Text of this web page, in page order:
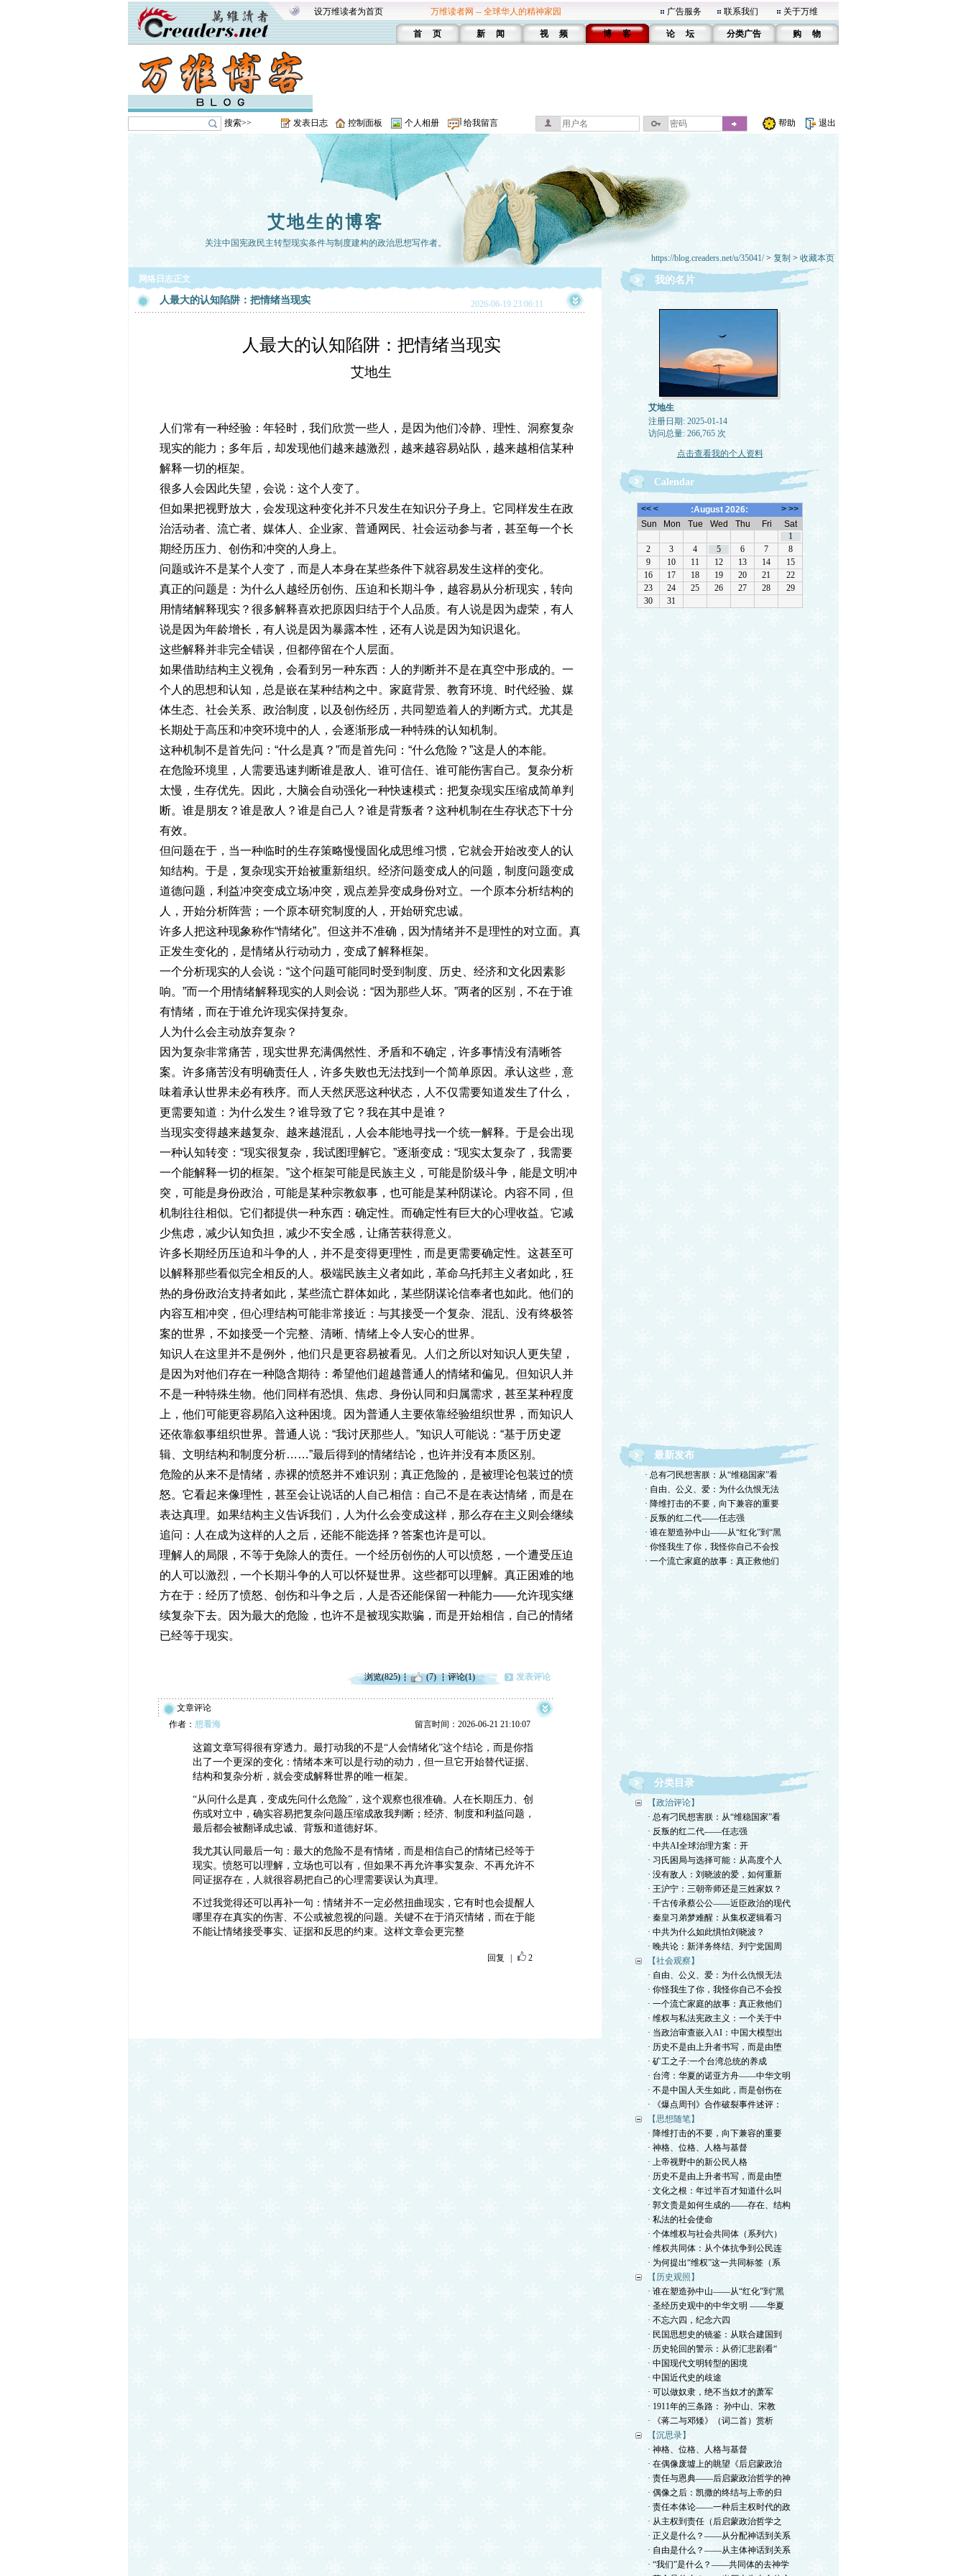
设万维读者为首页 万维读者网 -- 全球华人的精神家园 广告服务 联系我们 关于万维
首 页 新 闻 视 频 博 客 论 坛 分类广告 购 物
搜索>> 发表日志 控制面板 个人相册 给我留言 帮助 退出
艾地生的博客
关注中国宪政民主转型现实条件与制度建构的政治思想写作者。
https://blog.creaders.net/u/35041/> 复制 > 收藏本页
网络日志正文
人最大的认知陷阱：把情绪当现实 2026-06-19 23:06:11
人最大的认知陷阱：把情绪当现实
艾地生
人们常有一种经验：年轻时，我们欣赏一些人，是因为他们冷静、理性、洞察复杂
现实的能力；多年后，却发现他们越来越激烈，越来越容易站队，越来越相信某种
解释一切的框架。
很多人会因此失望，会说：这个人变了。
但如果把视野放大，会发现这种变化并不只发生在知识分子身上。它同样发生在政
治活动者、流亡者、媒体人、企业家、普通网民、社会运动参与者，甚至每一个长
期经历压力、创伤和冲突的人身上。
问题或许不是某个人变了，而是人本身在某些条件下就容易发生这样的变化。
真正的问题是：为什么人越经历创伤、压迫和长期斗争，越容易从分析现实，转向
用情绪解释现实？很多解释喜欢把原因归结于个人品质。有人说是因为虚荣，有人
说是因为年龄增长，有人说是因为暴露本性，还有人说是因为知识退化。
这些解释并非完全错误，但都停留在个人层面。
如果借助结构主义视角，会看到另一种东西：人的判断并不是在真空中形成的。一
个人的思想和认知，总是嵌在某种结构之中。家庭背景、教育环境、时代经验、媒
体生态、社会关系、政治制度，以及创伤经历，共同塑造着人的判断方式。尤其是
长期处于高压和冲突环境中的人，会逐渐形成一种特殊的认知机制。
这种机制不是首先问：“什么是真？”而是首先问：“什么危险？”这是人的本能。
在危险环境里，人需要迅速判断谁是敌人、谁可信任、谁可能伤害自己。复杂分析
太慢，生存优先。因此，大脑会自动强化一种快速模式：把复杂现实压缩成简单判
断。谁是朋友？谁是敌人？谁是自己人？谁是背叛者？这种机制在生存状态下十分
有效。
但问题在于，当一种临时的生存策略慢慢固化成思维习惯，它就会开始改变人的认
知结构。于是，复杂现实开始被重新组织。经济问题变成人的问题，制度问题变成
道德问题，利益冲突变成立场冲突，观点差异变成身份对立。一个原本分析结构的
人，开始分析阵营；一个原本研究制度的人，开始研究忠诚。
许多人把这种现象称作“情绪化”。但这并不准确，因为情绪并不是理性的对立面。真
正发生变化的，是情绪从行动动力，变成了解释框架。
一个分析现实的人会说：“这个问题可能同时受到制度、历史、经济和文化因素影
响。”而一个用情绪解释现实的人则会说：“因为那些人坏。”两者的区别，不在于谁
有情绪，而在于谁允许现实保持复杂。
人为什么会主动放弃复杂？
因为复杂非常痛苦，现实世界充满偶然性、矛盾和不确定，许多事情没有清晰答
案。许多痛苦没有明确责任人，许多失败也无法找到一个简单原因。承认这些，意
味着承认世界未必有秩序。而人天然厌恶这种状态，人不仅需要知道发生了什么，
更需要知道：为什么发生？谁导致了它？我在其中是谁？
当现实变得越来越复杂、越来越混乱，人会本能地寻找一个统一解释。于是会出现
一种认知转变：“现实很复杂，我试图理解它。”逐渐变成：“现实太复杂了，我需要
一个能解释一切的框架。”这个框架可能是民族主义，可能是阶级斗争，能是文明冲
突，可能是身份政治，可能是某种宗教叙事，也可能是某种阴谋论。内容不同，但
机制往往相似。它们都提供一种东西：确定性。而确定性有巨大的心理收益。它减
少焦虑，减少认知负担，减少不安全感，让痛苦获得意义。
许多长期经历压迫和斗争的人，并不是变得更理性，而是更需要确定性。这甚至可
以解释那些看似完全相反的人。极端民族主义者如此，革命乌托邦主义者如此，狂
热的身份政治支持者如此，某些流亡群体如此，某些阴谋论信奉者也如此。他们的
内容互相冲突，但心理结构可能非常接近：与其接受一个复杂、混乱、没有终极答
案的世界，不如接受一个完整、清晰、情绪上令人安心的世界。
知识人在这里并不是例外，他们只是更容易被看见。人们之所以对知识人更失望，
是因为对他们存在一种隐含期待：希望他们超越普通人的情绪和偏见。但知识人并
不是一种特殊生物。他们同样有恐惧、焦虑、身份认同和归属需求，甚至某种程度
上，他们可能更容易陷入这种困境。因为普通人主要依靠经验组织世界，而知识人
还依靠叙事组织世界。普通人说：“我讨厌那些人。”知识人可能说：“基于历史逻
辑、文明结构和制度分析……”最后得到的情绪结论，也许并没有本质区别。
危险的从来不是情绪，赤裸的愤怒并不难识别；真正危险的，是被理论包装过的愤
怒。它看起来像理性，甚至会让说话的人自己相信：自己不是在表达情绪，而是在
表达真理。如果结构主义告诉我们，人为什么会变成这样，那么存在主义则会继续
追问：人在成为这样的人之后，还能不能选择？答案也许是可以。
理解人的局限，不等于免除人的责任。一个经历创伤的人可以愤怒，一个遭受压迫
的人可以激烈，一个长期斗争的人可以怀疑世界。这些都可以理解。真正困难的地
方在于：经历了愤怒、创伤和斗争之后，人是否还能保留一种能力——允许现实继
续复杂下去。因为最大的危险，也许不是被现实欺骗，而是开始相信，自己的情绪
已经等于现实。
浏览(825) (7) 评论(1) 发表评论
文章评论
作者： 想看海 留言时间：2026-06-21 21:10:07
这篇文章写得很有穿透力。最打动我的不是“人会情绪化”这个结论，而是你指
出了一个更深的变化：情绪本来可以是行动的动力，但一旦它开始替代证据、
结构和复杂分析，就会变成解释世界的唯一框架。
“从问什么是真，变成先问什么危险”，这个观察也很准确。人在长期压力、创
伤或对立中，确实容易把复杂问题压缩成敌我判断；经济、制度和利益问题，
最后都会被翻译成忠诚、背叛和道德好坏。
我尤其认同最后一句：最大的危险不是有情绪，而是相信自己的情绪已经等于
现实。愤怒可以理解，立场也可以有，但如果不再允许事实复杂、不再允许不
同证据存在，人就很容易把自己的心理需要误认为真理。
不过我觉得还可以再补一句：情绪并不一定必然扭曲现实，它有时也会提醒人
哪里存在真实的伤害、不公或被忽视的问题。关键不在于消灭情绪，而在于能
不能让情绪接受事实、证据和反思的约束。这样文章会更完整
回复 2
我的名片
艾地生
注册日期: 2025-01-14
访问总量: 266,765 次
点击查看我的个人资料
Calendar
最新发布
· 总有刁民想害朕：从“维稳国家”看
· 自由、公义、爱：为什么仇恨无法
· 降维打击的不要，向下兼容的重要
· 反叛的红二代——任志强
· 谁在塑造孙中山——从“红化”到“黑
· 你怪我生了你，我怪你自己不会投
· 一个流亡家庭的故事：真正救他们
分类目录
【政治评论】
· 总有刁民想害朕：从“维稳国家”看
· 反叛的红二代——任志强
· ​中共AI全球治理方案：开
· 习氏困局与选择可能：从高度个人
· 没有敌人：刘晓波的爱，如何重新
· 王沪宁：三朝帝师还是三姓家奴？
· 千古传承蔡公公——近臣政治的现代
· 秦皇习弟梦难醒：从集权逻辑看习
· 中共为什么如此惧怕刘晓波？
· 晚共论：新洋务终结、列宁党国周
【社会观察】
· 自由、公义、爱：为什么仇恨无法
· 你怪我生了你，我怪你自己不会投
· 一个流亡家庭的故事：真正救他们
· 维权与私法宪政主义：一个关于中
· 当政治审查嵌入AI：中国大模型出
· 历史不是由上升者书写，而是由堕
· 矿工之子:一个台湾总统的养成
· 台湾：华夏的诺亚方舟——中华文明
· 不是中国人天生如此，而是创伤在
· 《爆点周刊》合作破裂事件述评：
【思想随笔】
· 降维打击的不要，向下兼容的重要
· ​神格、位格、人格与基督
· 上帝视野中的新公民人格
· 历史不是由上升者书写，而是由堕
· 文化之根：年过半百才知道什么叫
· 郭文贵是如何生成的——存在、结构
· 私法的社会使命
· 个体维权与社会共同体（系列六）
· 维权共同体：从个体抗争到公民连
· 为何提出“维权”这一共同标签（系
【历史观照】
· 谁在塑造孙中山——从“红化”到“黑
· 圣经历史观中的中华文明 ——华夏
· 不忘六四，纪念六四
· 民国思想史的镜鉴：从联合建国到
· 历史轮回的警示：从侨汇悲剧看“
· 中国现代文明转型的困境
· 中国近代史的歧途
· 可以做奴隶，绝不当奴才的萧军
· 1911年的三条路： 孙中山、宋教
· 《蒋二与邓矮》（词二首）赏析
【沉思录】
· ​神格、位格、人格与基督
· 在偶像废墟上的眺望《后启蒙政治
· 责任与恩典——后启蒙政治哲学的神
· 偶像之后：凯撒的终结与上帝的归
· 责任本体论——一种后主权时代的政
· 从主权到责任（后启蒙政治哲学之
· 正义是什么？——从分配神话到关系
· 自由是什么？——从主体神话到关系
· “我们”是什么？——共同体的去神学